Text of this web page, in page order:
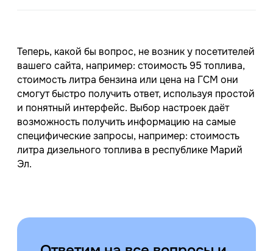
Теперь, какой бы вопрос, не возник у посетителей
вашего сайта, например: стоимость 95 топлива,
стоимость литра бензина или цена на ГСМ они
смогут быстро получить ответ, используя простой
и понятный интерфейс. Выбор настроек даёт
возможность получить информацию на самые
специфические запросы, например: стоимость
литра дизельного топлива в республике Марий
Эл.